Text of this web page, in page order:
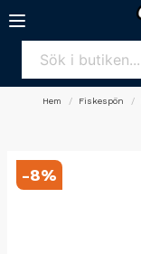
Hem Fiskespön
-8%